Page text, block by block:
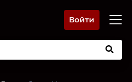
Войти